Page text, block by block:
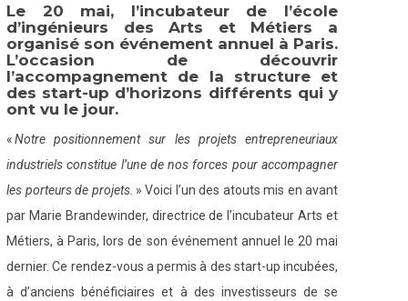
Le 20 mai, l’incubateur de l’école
d’ingénieurs des Arts et Métiers a
organisé son événement annuel à Paris.
L’occasion de découvrir
l’accompagnement de la structure et
des start-up d’horizons différents qui y
ont vu le jour.
«Notre positionnement sur les projets entrepreneuriaux
industriels constitue l’une de nos forces pour accompagner
les porteurs de projets. » Voici l’un des atouts mis en avant
par Marie Brandewinder, directrice de l’incubateur Arts et
Métiers, à Paris, lors de son événement annuel le 20 mai
dernier. Ce rendez-vous a permis à des start-up incubées,
à d’anciens bénéficiaires et à des investisseurs de se